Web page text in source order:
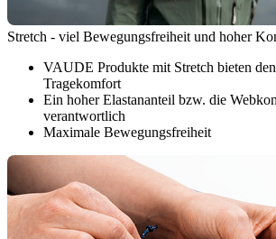
Stretch - viel Bewegungsfreiheit und hoher
VAUDE Produkte mit Stretch bieten
Tragekomfort
Ein hoher Elastananteil bzw. die
verantwortlich
Maximale Bewegungsfreiheit